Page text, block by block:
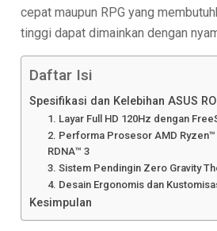
cepat maupun RPG yang
tinggi dapat dimainkan dengan
Daftar Isi
Spesifikasi dan Kelebihan ASUS
1. Layar Full HD 120Hz dengan
2. Performa Prosesor AMD
RDNA™ 3
3. Sistem Pendingin Zero Gravity
4. Desain Ergonomis dan
Kesimpulan